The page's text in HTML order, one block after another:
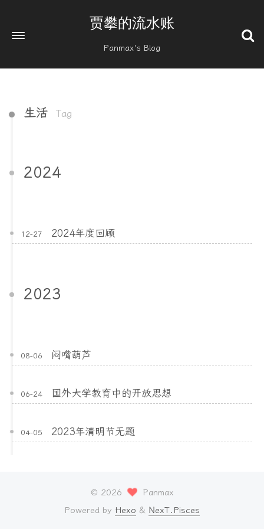
贾攀的流水账
Panmax's Blog
生活 Tag
2024
12-27 2024年度回顾
2023
08-06 闷嘴葫芦
06-24 国外大学教育中的开放思想
04-05 2023年清明节无题
© 2026
Panmax
Powered by Hexo & NexT.Pisces